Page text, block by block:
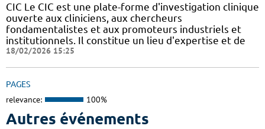
CIC Le CIC est une plate-forme d'investigation clinique
ouverte aux cliniciens, aux chercheurs
fondamentalistes et aux promoteurs industriels et
institutionnels. Il constitue un lieu d'expertise et de
18/02/2026 15:25
PAGES
relevance: 100%
Autres événements